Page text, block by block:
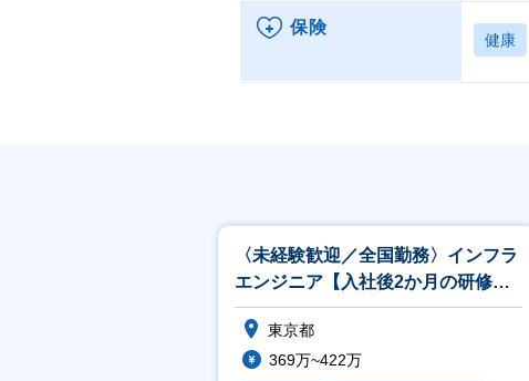
当該顧
る取り
アパス
ープロ
ーエキ
ーマネ
ーコン
ー事業
ーキャ
ー講師
保険
健康
〈未経験歓迎／全国勤務〉インフラ
エンジニア【入社後2か月の研修期
間／夜勤無／土日祝】
東京都
369万~422万